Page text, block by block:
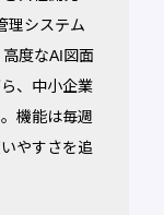
理システム
高度なAI図面
、中小企業
機能は毎週
やすさを追